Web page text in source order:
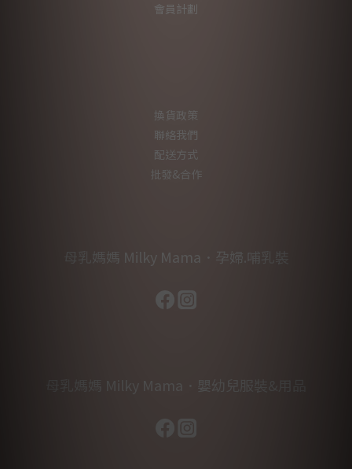
會員計劃
換貨政策
聯絡我們
配送方式
批發&合作
母乳媽媽 Milky Mama．孕婦.哺乳裝
母乳媽媽 Milky Mama．嬰幼兒服裝&用品